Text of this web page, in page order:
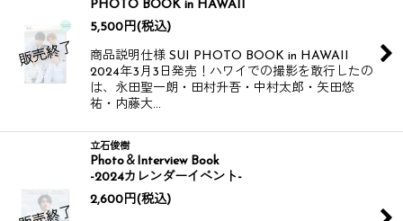
PHOTO BOOK in HAWAII
5,500 円(税込)
商品説明仕様 SUI PHOTO BOOK in HAWAII​
2024年3月3日発売！​ ​ ハワイでの撮影を敢行したの
は、永田聖一朗・田村升吾・中村太郎・矢田悠
祐・内藤大…
立石俊樹
Photo＆Interview Book
-2024カレンダーイベント-
2,600 円(税込)